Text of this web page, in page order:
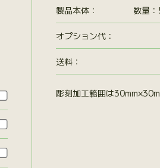
製品本体： 数量
オプション代 ：
送料：
彫刻加工範囲は